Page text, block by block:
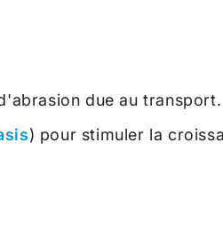
due au transport.
) pour stimuler la